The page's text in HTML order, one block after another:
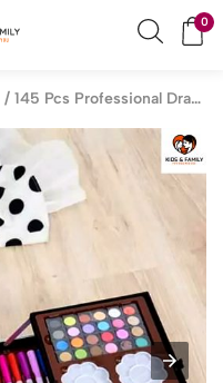
0
/ 145 Pcs Professional Drawing Painting Sketching Coloring Kids Set